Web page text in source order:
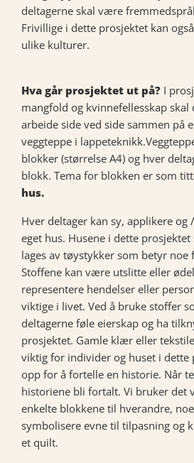
deltagerne skal være
Frivillige i dette prosjektet kan
ulike kulturer.
Hva går prosjektet ut på? I
mangfold og kvinnefellesskap
arbeide side ved side sammen på
veggteppe i
blokker (størrelse A4) og hver
blokk. Tema for blokken er som
hus.
Hver deltager kan sy, applikere
eget hus. Husene i dette
lages av tøystykker som betyr noe
Stoffene kan være utslitte eller
representere hendelser eller
viktige i livet. Ved å bruke stoffer
deltagerne føle eierskap og ha
prosjektet. Gamle klær eller
viktig for individer og huset i dette
opp for å fortelle en historie. Når
historiene bli fortalt. Vi bruker det
enkelte blokkene til hverandre,
symbolisere evne til tilpasning og
et quilt.